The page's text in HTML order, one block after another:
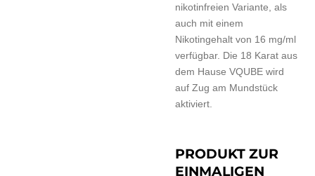
nikotinfreien Variante, als
auch mit einem
Nikotingehalt von 16 mg/ml
verfügbar. Die 18 Karat aus
dem Hause VQUBE wird
auf Zug am Mundstück
aktiviert.
PRODUKT ZUR
EINMALIGEN